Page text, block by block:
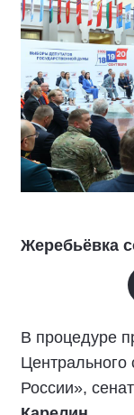
Жеребьёвка
В процедуре
Центрального
России»,